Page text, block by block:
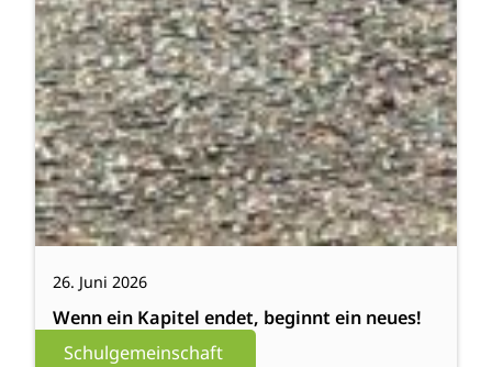
Schulgemeinschaft
26. Juni 2026
Wenn ein Kapitel endet, beginnt ein neues!